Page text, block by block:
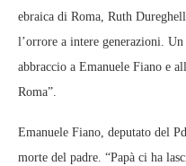
ebraica di Roma, Ruth
l’orrore a intere generazioni.
abbraccio a Emanuele Fiano e
Roma”.
Emanuele Fiano, deputato del
morte del padre. “Papà ci ha